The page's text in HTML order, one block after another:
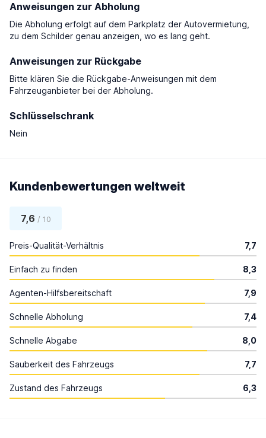
Anweisungen zur Abholung
Die Abholung erfolgt auf dem Parkplatz der Autovermietung,
zu dem Schilder genau anzeigen, wo es lang geht.
Anweisungen zur Rückgabe
Bitte klären Sie die Rückgabe-Anweisungen mit dem
Fahrzeuganbieter bei der Abholung.
Schlüsselschrank
Nein
Kundenbewertungen weltweit
7,6 / 10
Preis-Qualität-Verhältnis 7,7
Einfach zu finden 8,3
Agenten-Hilfsbereitschaft 7,9
Schnelle Abholung 7,4
Schnelle Abgabe 8,0
Sauberkeit des Fahrzeugs 7,7
Zustand des Fahrzeugs 6,3